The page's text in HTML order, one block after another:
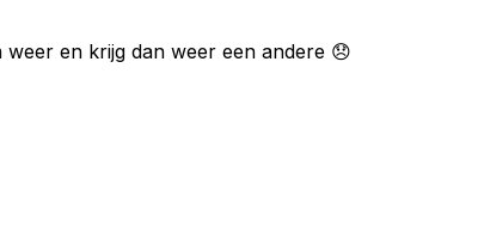
en krijg dan weer een andere 😞